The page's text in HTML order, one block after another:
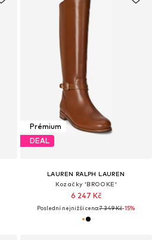
Prémium
DEAL
LAUREN RALPH LAUREN
Kozačky 'BROOKE'
6 247 Kč
Poslední nejnižší cena:7 349 Kč-15%